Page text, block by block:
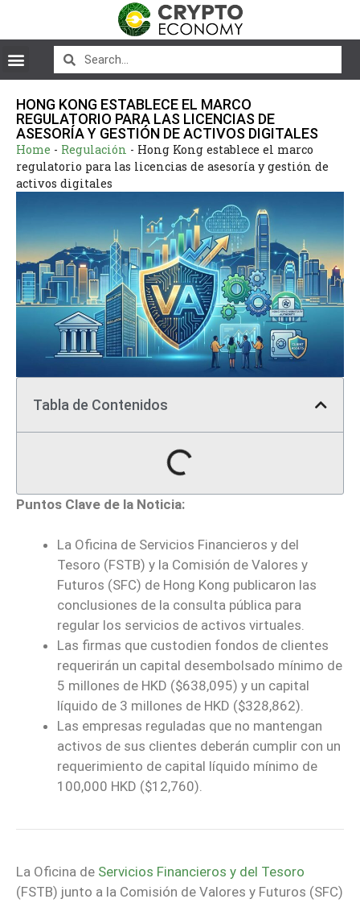
HONG KONG ESTABLECE EL MARCO
REGULATORIO PARA LAS LICENCIAS DE
ASESORÍA Y GESTIÓN DE ACTIVOS DIGITALES
Home - Regulación - Hong Kong establece el marco
regulatorio para las licencias de asesoría y gestión de
activos digitales
Tabla de Contenidos
Puntos Clave de la Noticia:
La Oficina de Servicios Financieros y del
Tesoro (FSTB) y la Comisión de Valores y
Futuros (SFC) de Hong Kong publicaron las
conclusiones de la consulta pública para
regular los servicios de activos virtuales.
Las firmas que custodien fondos de clientes
requerirán un capital desembolsado mínimo de
5 millones de HKD ($638,095) y un capital
líquido de 3 millones de HKD ($328,862).
Las empresas reguladas que no mantengan
activos de sus clientes deberán cumplir con un
requerimiento de capital líquido mínimo de
100,000 HKD ($12,760).
La Oficina de Servicios Financieros y del Tesoro
(FSTB) junto a la Comisión de Valores y Futuros (SFC)